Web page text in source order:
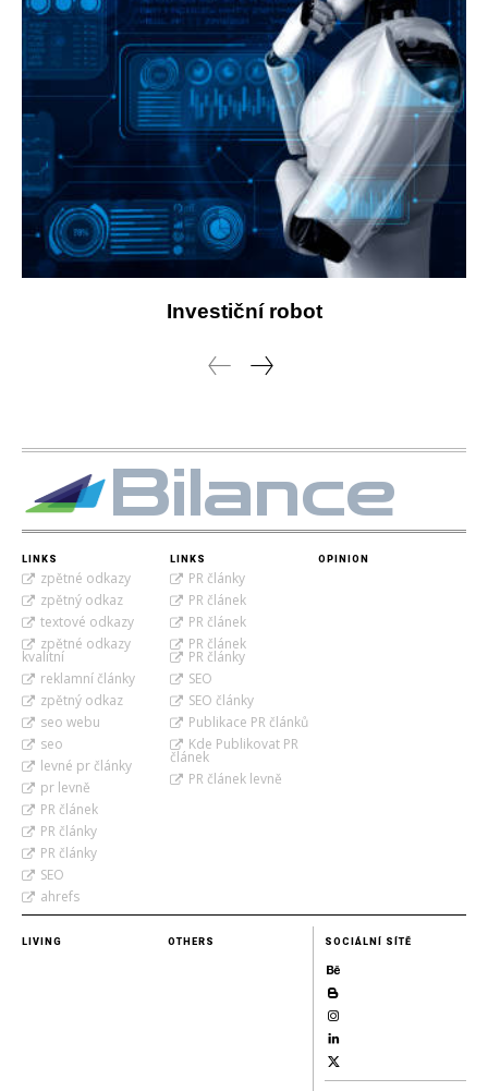
Investiční robot
Bilance
LINKS
zpětné odkazy
zpětný odkaz
textové odkazy
zpětné odkazy
kvalitní
reklamní články
zpětný odkaz
seo webu
seo
levné pr články
pr levně
PR článek
PR články
PR články
SEO
ahrefs
LINKS
PR články
PR článek
PR článek
PR článek
PR články
SEO
SEO články
Publikace PR článků
Kde Publikovat PR
článek
PR článek levně
OPINION
LIVING OTHERS SOCIÁLNÍ SÍTĚ